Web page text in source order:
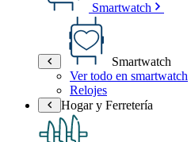
Smartwatch
Smartwatch
Ver todo en smartwatch
Relojes
Hogar y Ferretería